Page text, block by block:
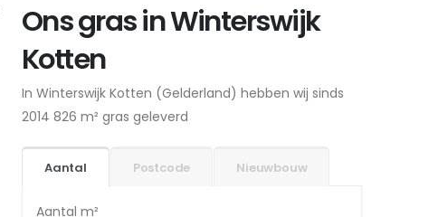
Ons gras in Winterswijk
Kotten
In Winterswijk Kotten (Gelderland) hebben wij sinds
2014 826 m² gras geleverd
Aantal Postcode Nieuwbouw
Aantal m²